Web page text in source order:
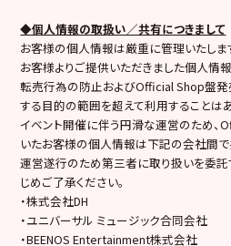
◆個人情報の取扱い／共有につきまして
お客様の個人情報は厳重に管理いたしま
お客様よりご提供いただきました個人情
転売行為の防止およびOfficial Shop盤
する目的の範囲を超えて利用することは
イベント開催に伴う円滑な運営のため、
いたお客様の個人情報は下記の会社間で
運営遂行のため第三者に取り扱いを委託
じめご了承ください。
・株式会社DH
・ユニバーサル ミュージック合同会社
・BEENOS Entertainment株式会社